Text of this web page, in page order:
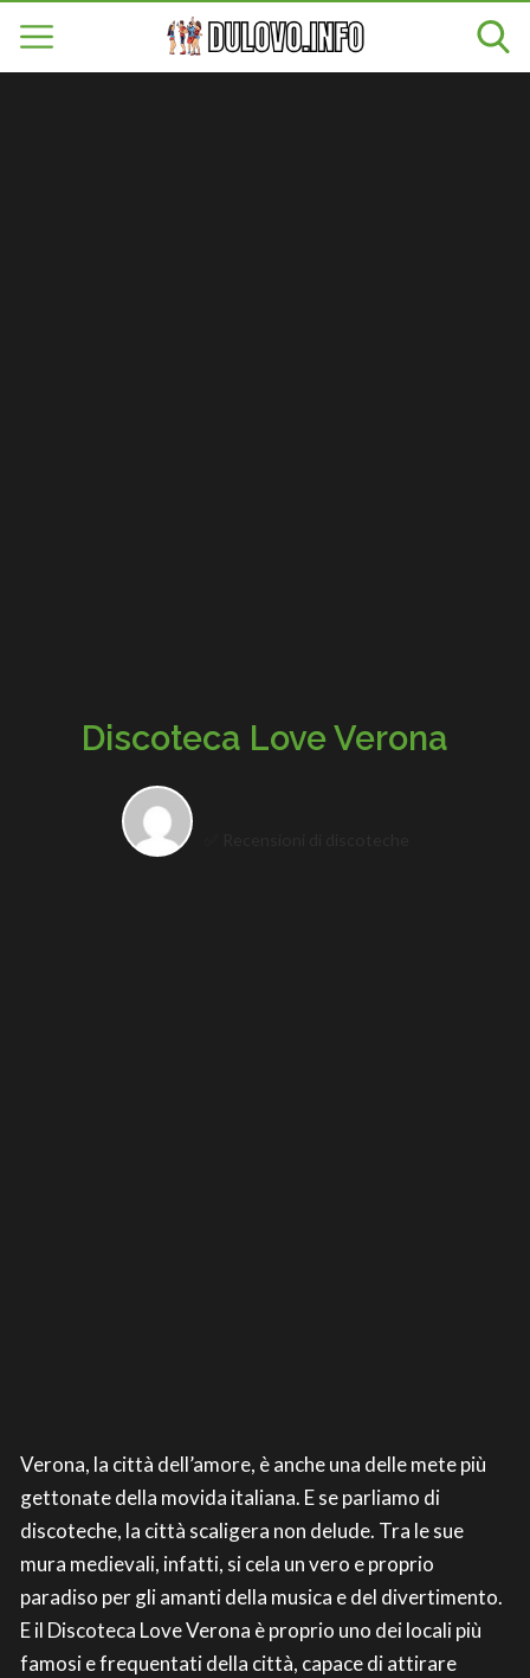
Discoteca Love Verona
Verona, la città dell’amore, è anche una delle mete più
gettonate della movida italiana. E se parliamo di
discoteche, la città scaligera non delude. Tra le sue
mura medievali, infatti, si cela un vero e proprio
paradiso per gli amanti della musica e del divertimento.
E il Discoteca Love Verona è proprio uno dei locali più
famosi e frequentati della città, capace di attirare